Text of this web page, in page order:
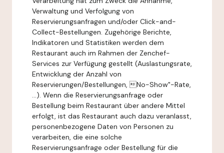
Verwaltung und Verfolgung von
Reservierungsanfragen und/oder Click-and-
Collect-Bestellungen. Zugehörige Berichte,
Indikatoren und Statistiken werden dem
Restaurant auch im Rahmen der Zenchef-
Services zur Verfügung gestellt (Auslastungsrate,
Entwicklung der Anzahl von
Reservierungen/Bestellungen, No-Show"-Rate,
...). Wenn die Reservierungsanfrage oder
Bestellung beim Restaurant über andere Mittel
erfolgt, ist das Restaurant auch dazu veranlasst,
personenbezogene Daten von Personen zu
verarbeiten, die eine solche
Reservierungsanfrage oder Bestellung für die